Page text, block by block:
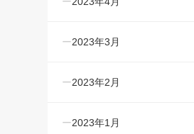
2023年3月
2023年2月
2023年1月